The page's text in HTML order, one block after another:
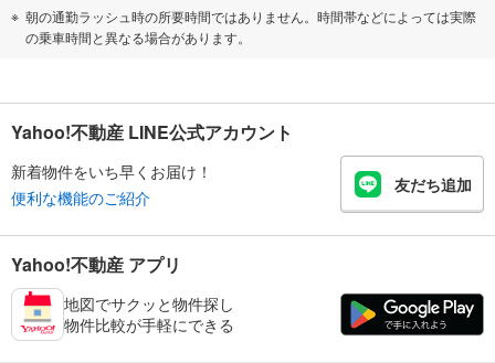
朝の通勤ラッシュ時の所要時間ではありません。時間帯などによっては実際
の乗車時間と異なる場合があります。
Yahoo!不動産 LINE公式アカウント
新着物件をいち早くお届け！
便利な機能のご紹介
友だち追加
Yahoo!不動産 アプリ
地図でサクッと物件探し
物件比較が手軽にできる